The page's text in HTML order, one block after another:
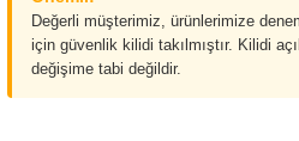
Değerli müşterimiz, ürünlerimize
için güvenlik kilidi takılmıştır. Kilidi
değişime tabi değildir.